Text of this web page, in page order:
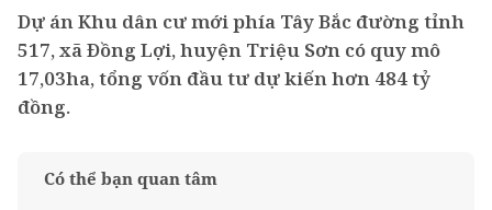
Dự án Khu dân cư mới phía Tây Bắc đường tỉnh
517, xã Đồng Lợi, huyện Triệu Sơn có quy mô
17,03ha, tổng vốn đầu tư dự kiến hơn 484 tỷ
đồng.
Có thể bạn quan tâm